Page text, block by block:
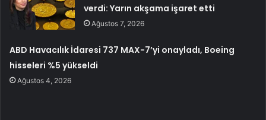
verdi: Yarın akşama işaret etti
Ağustos 7, 2026
ABD Havacılık İdaresi 737 MAX-7’yi onayladı, Boeing
hisseleri %5 yükseldi
Ağustos 4, 2026